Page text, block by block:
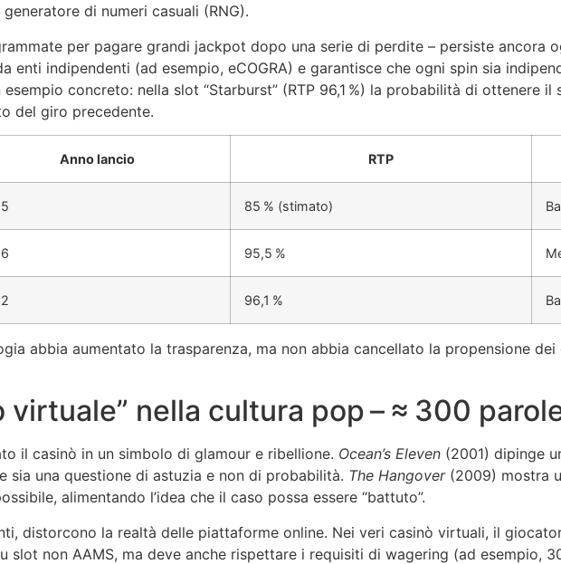
di numeri casuali (RNG).
per pagare grandi jackpot dopo una serie di perdite – persiste ancora
enti indipendenti (ad esempio, eCOGRA) e garantisce che ogni spin sia
concreto: nella slot “Starburst” (RTP 96,1 %) la probabilità di ottenere
del giro precedente.
Anno lancio RTP
85 % (stimato)
95,5 %
96,1 %
abbia aumentato la trasparenza, ma non abbia cancellato la propensione
virtuale” nella cultura pop – ≈ 300
il casinò in un simbolo di glamour e ribellione. Ocean’s Eleven (2001) dipinge
sia una questione di astuzia e non di probabilità. The Hangover(2009) mostra
alimentando l’idea che il caso possa essere “battuto”.
distorcono la realtà delle piattaforme online. Nei veri casinò virtuali, il
slot non AAMS, ma deve anche rispettare i requisiti di wagering (ad esempio,